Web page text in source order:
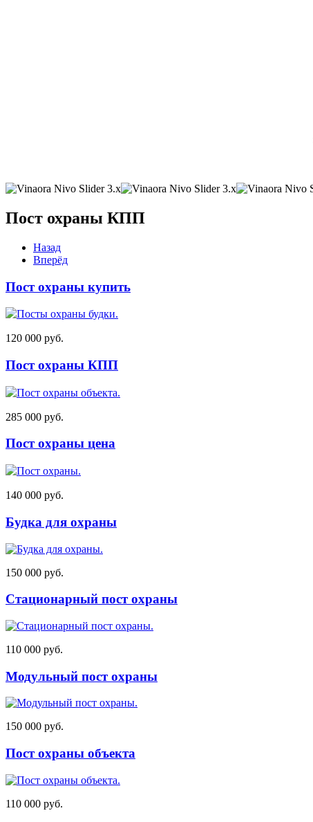
Пост охраны КПП
Назад
Вперёд
Пост охраны купить
120 000 руб.
Пост охраны КПП
285 000 руб.
Пост охраны цена
140 000 руб.
Будка для охраны
150 000 руб.
Стационарный пост охраны
110 000 руб.
Модульный пост охраны
150 000 руб.
Пост охраны объекта
110 000 руб.